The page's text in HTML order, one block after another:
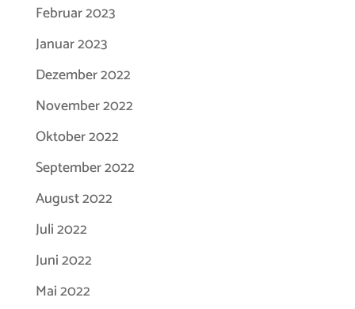
Februar 2023
Januar 2023
Dezember 2022
November 2022
Oktober 2022
September 2022
August 2022
Juli 2022
Juni 2022
Mai 2022